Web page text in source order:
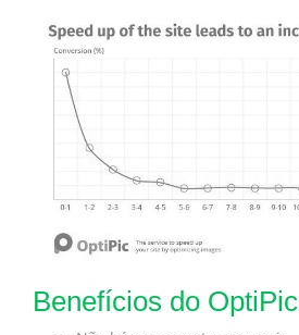
Benefícios do OptiPic